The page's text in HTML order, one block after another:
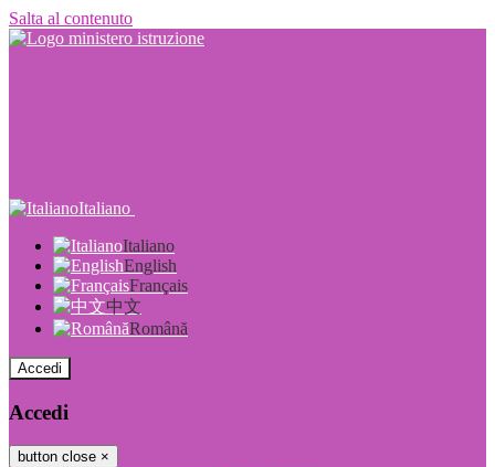
Salta al contenuto
Italiano
Italiano
English
Français
中文
Română
Accedi
Accedi
button close ×